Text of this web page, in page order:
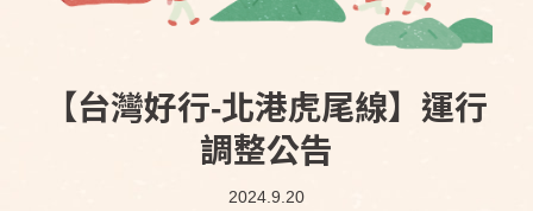
【台灣好行-北港虎尾線】運行
調整公告
2024.9.20